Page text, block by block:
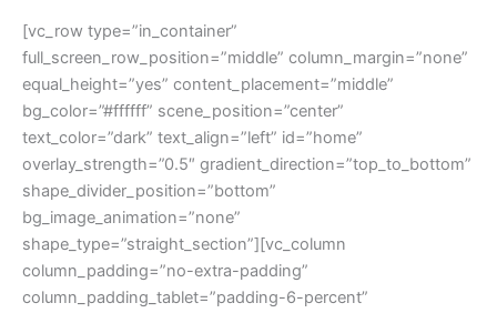
[vc_row type=”in_container”
full_screen_row_position=”middle” column_margin=”none”
equal_height=”yes” content_placement=”middle”
bg_color=”#ffffff” scene_position=”center”
text_color=”dark” text_align=”left” id=”home”
overlay_strength=”0.5″ gradient_direction=”top_to_bottom”
shape_divider_position=”bottom”
bg_image_animation=”none”
shape_type=”straight_section”][vc_column
column_padding=”no-extra-padding”
column_padding_tablet=”padding-6-percent”